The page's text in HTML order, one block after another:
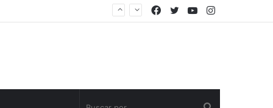
YouTube
Twitter
Facebook